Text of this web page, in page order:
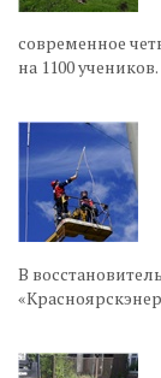
современное
на 1100 учеников.
В